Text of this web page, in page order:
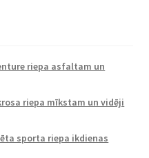
riepa asfaltam un
riepa mīkstam un vidēji
sporta riepa ikdienas